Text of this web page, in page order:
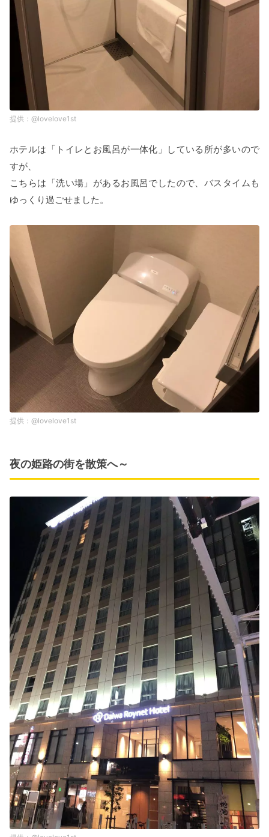
@lovelove1st
ホテルは「トイレとお風呂が一体化」している所が多いので
すが、
こちらは「洗い場」があるお風呂でしたので、バスタイムも
ゆっくり過ごせました。
@lovelove1st
夜の姫路の街を散策へ～